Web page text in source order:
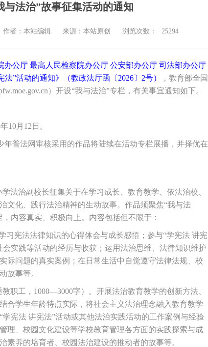
与法治”故事征集活动的通知
作者：本站编辑 来源：本站原创 浏览次数： 25294
办公厅 最高人民检察院办公厅 公安部办公厅 司法部办公厅
”活动的通知》（教政法厅函〔2026〕2号）
，教育部全国
）开设“我与法治”专栏，有关事宜通知如下。
10月12日。
年普法网审核采用的作品将陆续在活动专栏展播，并择优在
法治副校长征集关于在学习成长、教育教学、依法治校、
文化、践行法治精神的生动故事。作品须聚焦“我与法
内容真实、积极向上。内容包括但不限于：
习宪法法律知识的心得体会与成长感悟；参与“学宪法 讲宪
实践等活动的经历与收获；运用法治思维、法律知识维护
际问题的真实案例；在日常生活中自觉遵守法律法规、校
故事等。
职工，1000—3000字）。开展法治教育教学的创新方法、
合学生年龄特点实际，将社会主义法治理念融入教育教学
宪法 讲宪法”活动或其他法治实践活动的工作案例与经验
理、校园文化建设等学校教育管理各方面的实践探索与成
素养的培育者、校园法治建设的推动者的故事等。